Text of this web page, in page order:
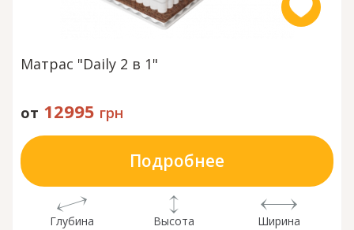
Матрас "Daily 2 в 1"
от 12995 грн
Подробнее
Глубина Высота Ширина